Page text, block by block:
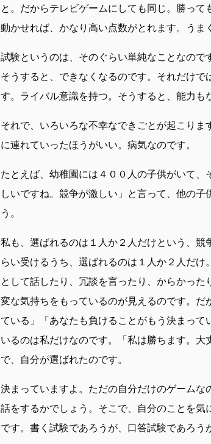
と。だからテレビゲームにしても同じ。勝っ
動かせれば、かなり高い点数がとれます。うま
試験というのは、そのぐらい単純なことなので
そうすると、できなくなるのです。それだけ
す。ライバル意識を持つ。そうすると、能力も
それで、いろいろな不幸なできごとが起こり
に連れていったほうがいい。病気なのです。
たとえば、幼稚園には４００人の子供がいて
しいですね。競争が激しい」と言って、他の
う。
私も、選ばれるのは１人か２人だけという、
らい受けるうち、選ばれるのは１人か２人だ
として話したり、冗談を言ったり、からかった
変な気持ちをもっているのが見えるのです。
ている」「あなたも負けることがもう決まっ
いるのは私だけなのです。「私は勝ちます。
で、自分が選ばれたのです。
決まっていますよ。ただの自分だけのゲーム
話をするかでしょう。そこで、自分のことを
です。書く試験であろうが、口答試験であろう